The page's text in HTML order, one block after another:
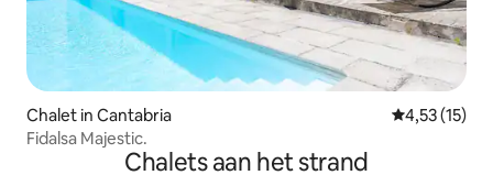
Chalet in Cantabria Gemiddelde
4,53 (15)
Fidalsa Majestic.
Chalets aan het strand